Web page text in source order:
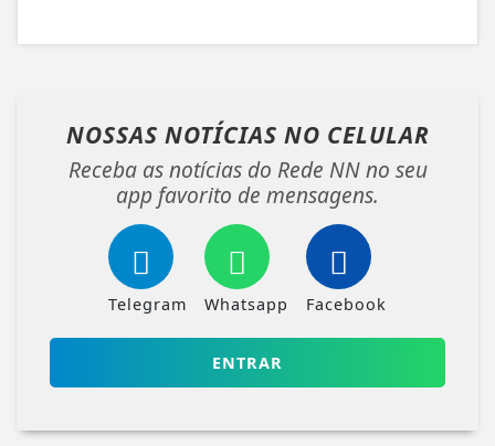
NOSSAS NOTÍCIAS NO CELULAR
Receba as notícias do Rede NN no seu
app favorito de mensagens.
Telegram Whatsapp Facebook
ENTRAR